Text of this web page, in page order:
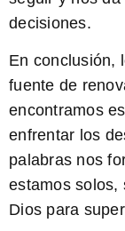
decisiones.
En conclusión,
fuente de
encontramos
enfrentar los
palabras nos
estamos solos,
Dios para